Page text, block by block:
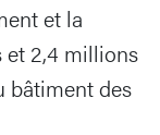
et la
et 2,4 millions
bâtiment des